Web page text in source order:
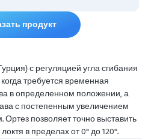
продукт
с регуляцией угла сгибания
требуется временная
в определенном положении, а
с постепенным увеличением
позволяет точно выставить
в пределах от 0° до 120°.